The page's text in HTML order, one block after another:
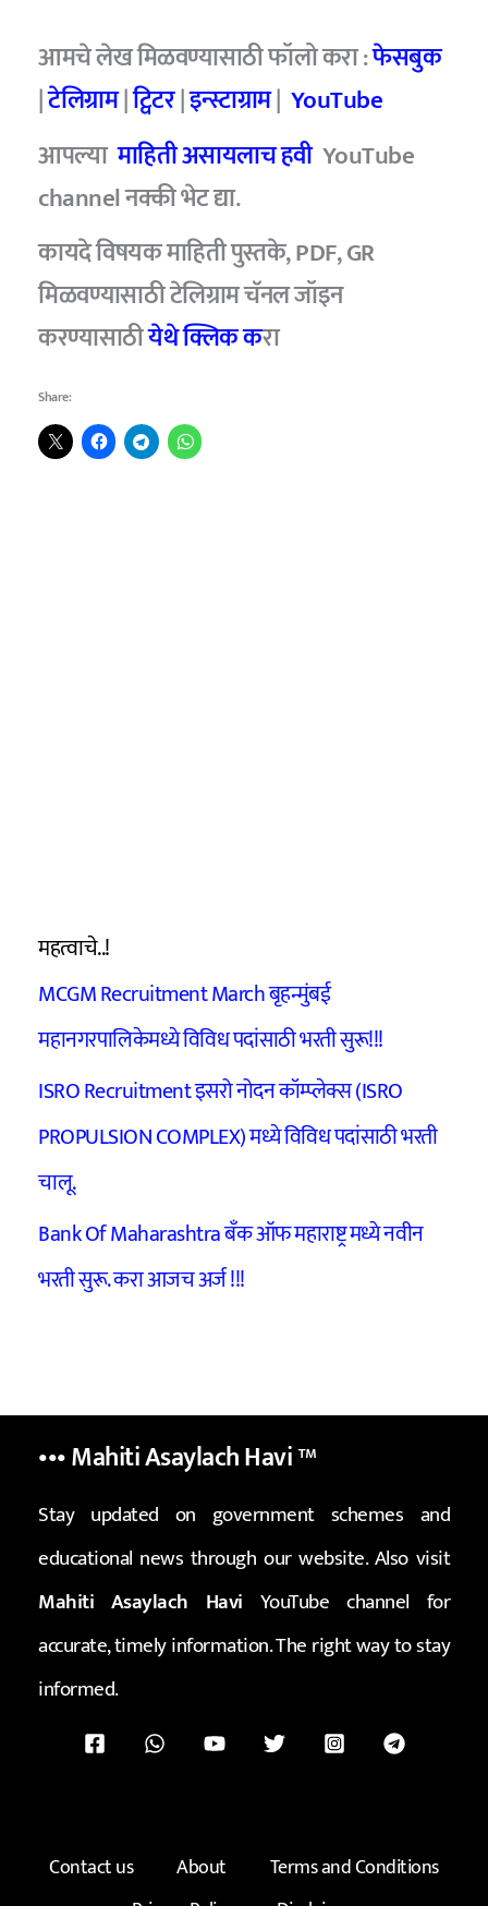
आमचे लेख मिळवण्यासाठी फॉलो करा :फेसबुक
|टेलिग्राम|ट्विटर|इन्स्टाग्राम| YouTube
आपल्यामाहिती असायलाच हवीYouTube
channel नक्की भेट द्या.
कायदे विषयक माहिती पुस्तके, PDF, GR
मिळवण्यासाठी टेलिग्राम चॅनल जॉइन
करण्यासाठीयेथे क्लिक करा
Share:
महत्वाचे..!
MCGM Recruitment March बृहन्मुंबई
महानगरपालिकेमध्ये विविध पदांसाठी भरती सुरू!!!
ISRO Recruitment इसरो नोदन कॉम्प्लेक्स (ISRO
PROPULSION COMPLEX) मध्ये विविध पदांसाठी भरती
चालू.
Bank Of Maharashtra बँक ऑफ महाराष्ट्र मध्ये नवीन
भरती सुरू. करा आजच अर्ज !!!
••• Mahiti Asaylach Havi™
Stay updated on government schemes and
educational news through our website. Also visit
Mahiti Asaylach Havi YouTube channel for
accurate, timely information. The right way to stay
informed.
Contact us About
Terms and Conditions